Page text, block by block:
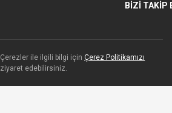
BİZİ TAKİP
Çerezler ile ilgili bilgi içinÇerez Politikamızı
ziyaret edebilirsiniz.